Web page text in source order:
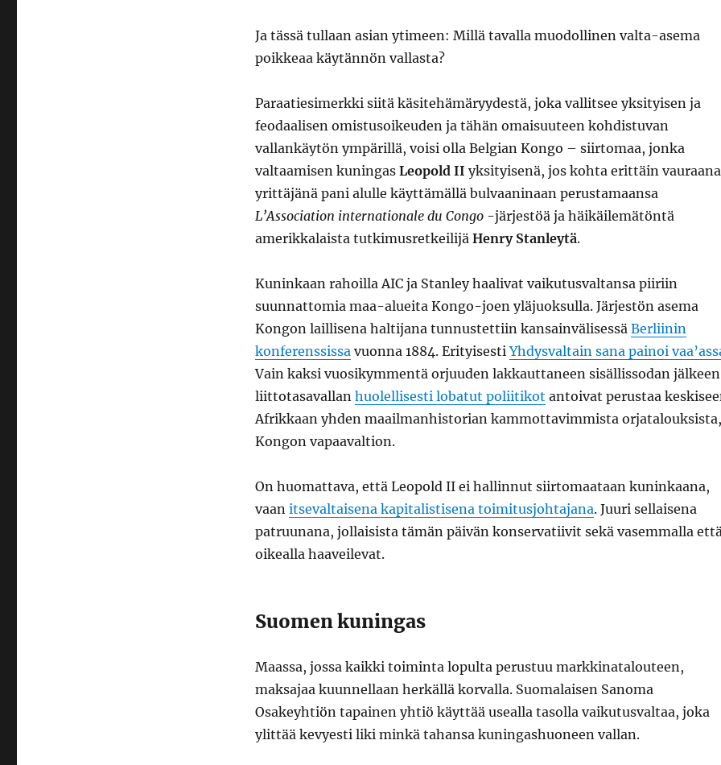
Ja tässä tullaan asian ytimeen: Millä tavalla muodollinen valta-asema
poikkeaa käytännön vallasta?
Paraatiesimerkki siitä käsitehämäryydestä, joka vallitsee yksityisen ja
feodaalisen omistusoikeuden ja tähän omaisuuteen kohdistuvan
vallankäytön ympärillä, voisi olla Belgian Kongo – siirtomaa, jonka
valtaamisen kuningas Leopold II yksityisenä, jos kohta erittäin
yrittäjänä pani alulle käyttämällä bulvaaninaan perustamaansa
L’Association internationale du Congo-järjestöä ja häikäilemätöntä
amerikkalaista tutkimusretkeilijä Henry Stanleytä.
Kuninkaan rahoilla AIC ja Stanley haalivat vaikutusvaltansa piiriin
suunnattomia maa-alueita Kongo-joen yläjuoksulla. Järjestön asema
Kongon laillisena haltijana tunnustettiin kansainvälisessä Berliinin
konferenssissavuonna 1884. ErityisestiYhdysvaltain sana painoi
Vain kaksi vuosikymmentä orjuuden lakkauttaneen sisällissodan jälkeen
liittotasavallan huolellisesti lobatut poliitikot antoivat perustaa
Afrikkaan yhden maailmanhistorian kammottavimmista orjatalouksista,
Kongon vapaavaltion.
On huomattava, että Leopold II ei hallinnut siirtomaataan kuninkaana,
vaan itsevaltaisena kapitalistisena toimitusjohtajana. Juuri sellaisena
patruunana, jollaisista tämän päivän konservatiivit sekä vasemmalla
oikealla haaveilevat.
Suomen kuningas
Maassa, jossa kaikki toiminta lopulta perustuu markkinatalouteen,
maksajaa kuunnellaan herkällä korvalla. Suomalaisen Sanoma
Osakeyhtiön tapainen yhtiö käyttää usealla tasolla vaikutusvaltaa, joka
ylittää kevyesti liki minkä tahansa kuningashuoneen vallan.